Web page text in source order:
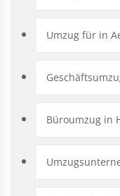
Umzug für in
Büroumzug in